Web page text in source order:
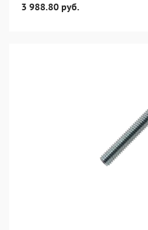
3 988.80 руб.